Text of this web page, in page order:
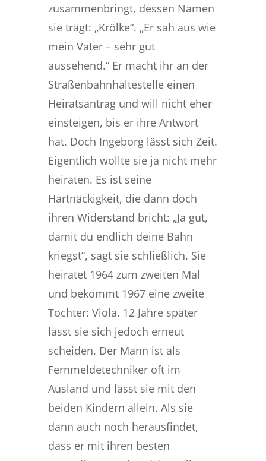
zusammenbringt, dessen Namen
sie trägt: „Krölke“. „Er sah aus wie
mein Vater – sehr gut
aussehend.“ Er macht ihr an der
Straßenbahnhaltestelle einen
Heiratsantrag und will nicht eher
einsteigen, bis er ihre Antwort
hat. Doch Ingeborg lässt sich Zeit.
Eigentlich wollte sie ja nicht mehr
heiraten. Es ist seine
Hartnäckigkeit, die dann doch
ihren Widerstand bricht: „Ja gut,
damit du endlich deine Bahn
kriegst“, sagt sie schließlich. Sie
heiratet 1964 zum zweiten Mal
und bekommt 1967 eine zweite
Tochter: Viola. 12 Jahre später
lässt sie sich jedoch erneut
scheiden. Der Mann ist als
Fernmeldetechniker oft im
Ausland und lässt sie mit den
beiden Kindern allein. Als sie
dann auch noch herausfindet,
dass er mit ihren besten